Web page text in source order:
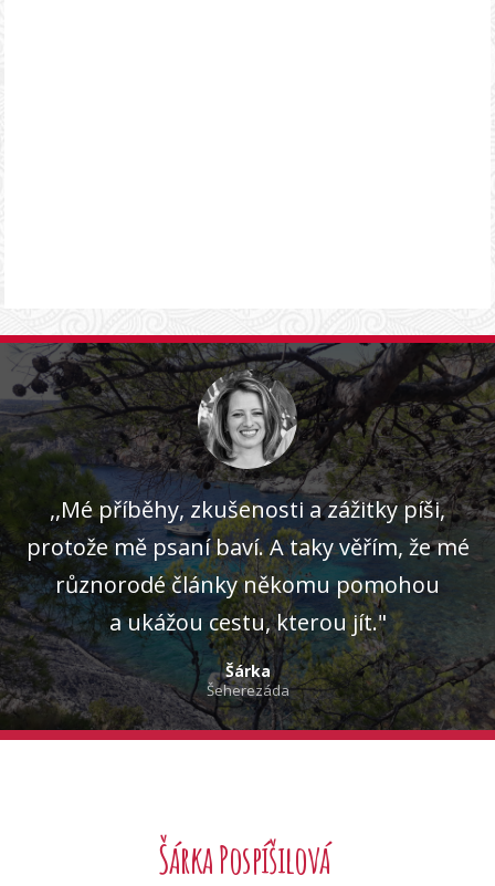
,,Mé příběhy, zkušenosti a zážitky píši,
protože mě psaní baví. A taky věřím, že mé
různorodé články někomu pomohou
a ukážou cestu, kterou jít."
Šárka
Šeherezáda
Šárka Pospíšilová